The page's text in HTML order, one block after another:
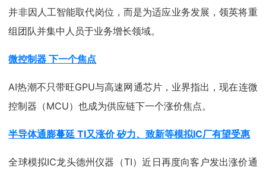
并非因人工智能取代岗位，而是为适应业务发展，领英将重
组团队并集中人员于业务增长领域。
微控制器 下一个焦点
AI热潮不只带旺GPU与高速网通芯片，业界指出，现在连微
控制器（MCU）也成为供应链下一个涨价焦点。
半导体通膨蔓延 TI又涨价 矽力、致新等模拟IC厂有望受惠
全球模拟IC龙头德州仪器（TI）近日再度向客户发出涨价通